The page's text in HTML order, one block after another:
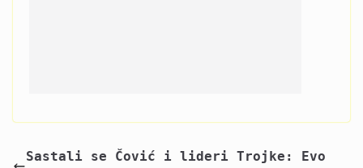
Sastali se Čović i lideri Trojke: Evo